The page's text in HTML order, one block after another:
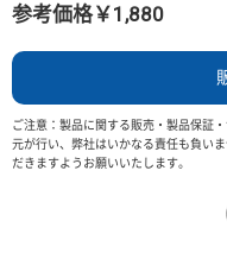
参考価格￥1,880
ご注意：製品に関する販売・製品保証
元が行い、弊社はいかなる責任も負い
だきますようお願いいたします。